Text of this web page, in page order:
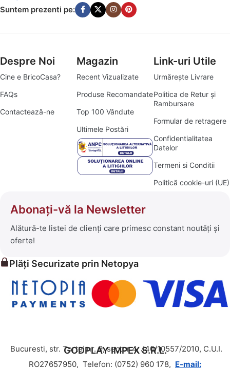
Suntem prezenti pe:
Despre Noi
Cine e BricoCasa?
FAQs
Contactează-ne
Magazin
Recent Vizualizate
Produse Recomandate
Top 100 Vândute
Ultimele Postări
Link-uri Utile
Urmărește Livrare
Politica de Retur și
Rambursare
Formular de retragere
Confidentialitatea
Datelor
Termeni si Conditii
Politică cookie-uri (UE)
Abonați-vă la Newsletter
Alătură-te listei de clienți care primesc constant noutăți și
oferte!
Plăți Securizate prin Netopya
GODPLAY IMPEX S.R.L.
Bucuresti, str. Tortei nr. 9, sector 4, J40/10557/2010, C.U.I.
RO27657950, Telefon: (0752) 960 178, E-mail: